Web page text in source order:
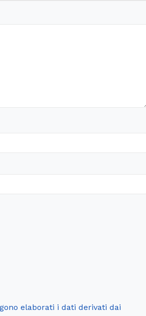
elaborati i dati derivati dai